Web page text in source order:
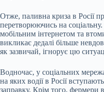
Отже, паливна криза в Росії
перетворюючись на соціальну.
мобільним інтернетом та
викликає дедалі більше
як зазвичай, ігнорує цю
Водночас, у соціальних
на яких водії в Росії
заправку. Крім того,